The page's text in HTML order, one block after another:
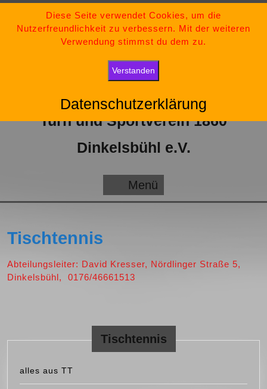
Inhalt
09851-554730
tsv-dinkelsbuehl@t-online.de
„Bleib stark, bleib positiv und gib niemals auf.“
Turn und Sportverein 1860
Dinkelsbühl e.V.
Menü
Tischtennis
Abteilungsleiter: David Kresser, Nördlinger Straße 5,
Dinkelsbühl, 0176/46661513
Tischtennis
alles aus TT
Diese Seite verwendet Cookies, um die
Nutzerfreundlichkeit zu verbessern. Mit der weiteren
Verwendung stimmst du dem zu.
Verstanden
Datenschutzerklärung